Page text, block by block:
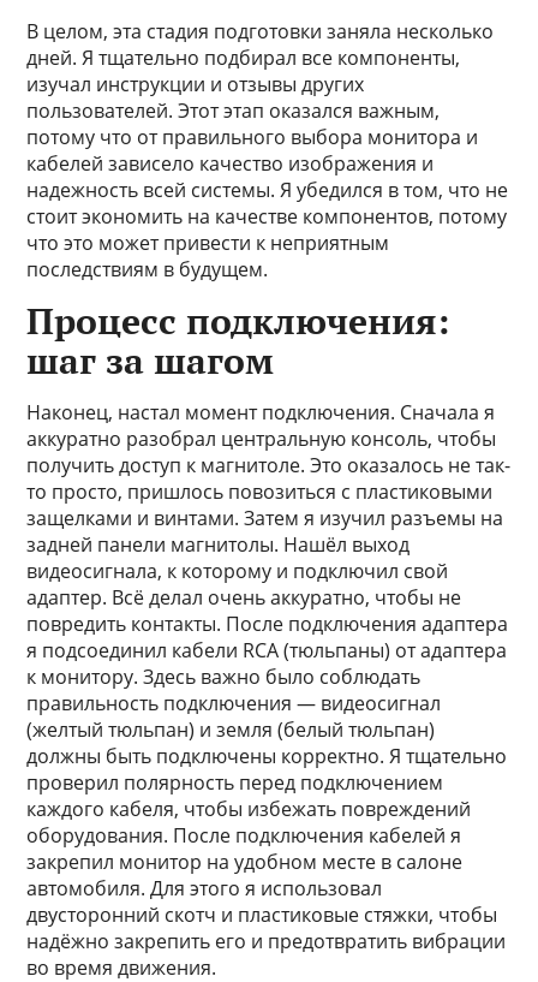
В целом, эта стадия подготовки заняла несколько
дней. Я тщательно подбирал все компоненты,
изучал инструкции и отзывы других
пользователей. Этот этап оказался важным,
потому что от правильного выбора монитора и
кабелей зависело качество изображения и
надежность всей системы. Я убедился в том, что не
стоит экономить на качестве компонентов, потому
что это может привести к неприятным
последствиям в будущем.
Процесс подключения:
шаг за шагом
Наконец, настал момент подключения. Сначала я
аккуратно разобрал центральную консоль, чтобы
получить доступ к магнитоле. Это оказалось не так-
то просто, пришлось повозиться с пластиковыми
защелками и винтами. Затем я изучил разъемы на
задней панели магнитолы. Нашёл выход
видеосигнала, к которому и подключил свой
адаптер. Всё делал очень аккуратно, чтобы не
повредить контакты. После подключения адаптера
я подсоединил кабели RCA (тюльпаны) от адаптера
к монитору. Здесь важно было соблюдать
правильность подключения — видеосигнал
(желтый тюльпан) и земля (белый тюльпан)
должны быть подключены корректно. Я тщательно
проверил полярность перед подключением
каждого кабеля, чтобы избежать повреждений
оборудования. После подключения кабелей я
закрепил монитор на удобном месте в салоне
автомобиля. Для этого я использовал
двусторонний скотч и пластиковые стяжки, чтобы
надёжно закрепить его и предотвратить вибрации
во время движения.